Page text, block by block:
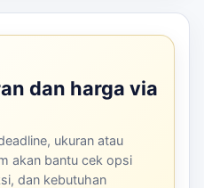
dan harga via
ukuran atau
akan bantu cek opsi
dan kebutuhan